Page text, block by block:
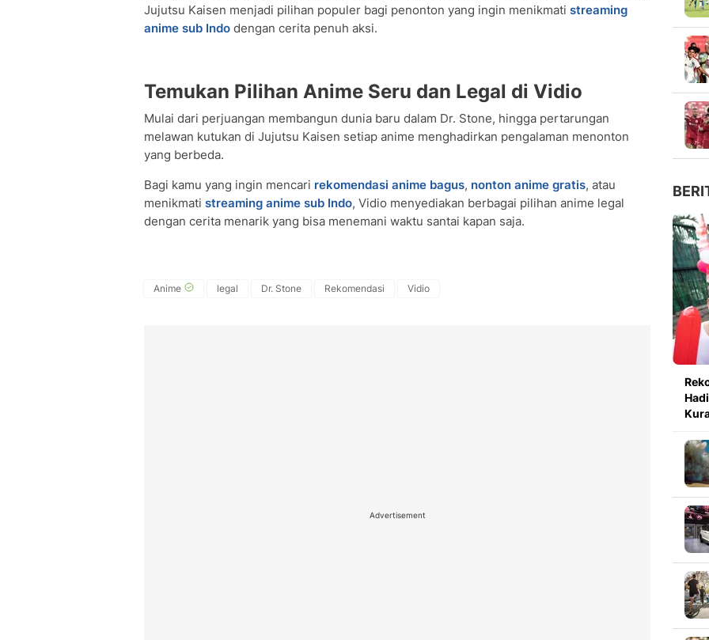
Jujutsu Kaisen menjadi pilihan populer bagi penonton yang ingin menikmati streaming
anime sub Indo dengan cerita penuh aksi.
Temukan Pilihan Anime Seru dan Legal di Vidio
Mulai dari perjuangan membangun dunia baru dalam Dr. Stone, hingga pertarungan
melawan kutukan di Jujutsu Kaisen setiap anime menghadirkan pengalaman menonton
yang berbeda.
Bagi kamu yang ingin mencari rekomendasi anime bagus, nonton anime gratis, atau
menikmati streaming anime sub Indo, Vidio menyediakan berbagai pilihan anime legal
dengan cerita menarik yang bisa menemani waktu santai kapan saja.
Anime legal Dr. Stone Rekomendasi Vidio
Advertisement